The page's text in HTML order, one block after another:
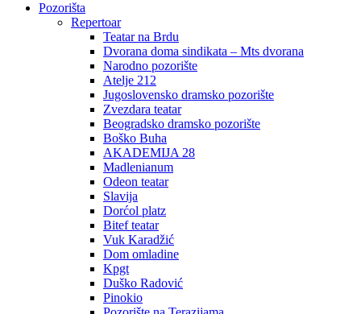
Pozorišta
Repertoar
Teatar na Brdu
Dvorana doma sindikata – Mts dvorana
Narodno pozorište
Atelje 212
Jugoslovensko dramsko pozorište
Zvezdara teatar
Beogradsko dramsko pozorište
Boško Buha
AKADEMIJA 28
Madlenianum
Odeon teatar
Slavija
Dorćol platz
Bitef teatar
Vuk Karadžić
Dom omladine
Kpgt
Duško Radović
Pinokio